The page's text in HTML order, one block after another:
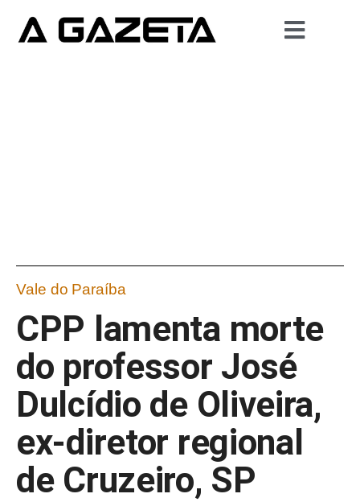
Vale do Paraíba
CPP lamenta morte
do professor José
Dulcídio de Oliveira,
ex-diretor regional
de Cruzeiro, SP